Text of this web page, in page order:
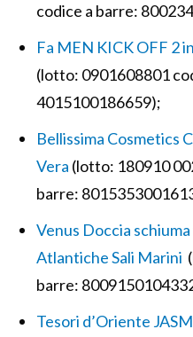
codice a barre:
Fa MEN KICK OFF 2
(lotto: 0901608801
4015100186659);
Bellissima Cosmetics
Vera (lotto: 180910
barre:
Venus Doccia
Atlantiche Sali Marini
barre:
Tesori d’Oriente